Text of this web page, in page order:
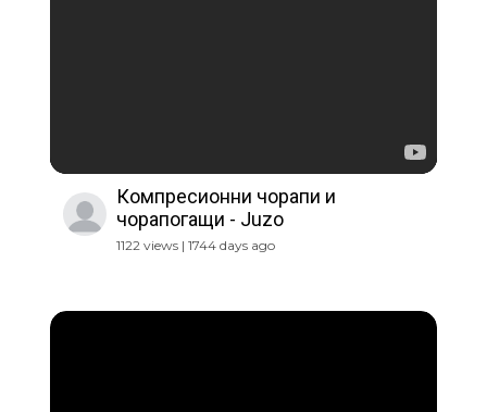
Компресионни чорапи и
чорапогащи - Juzo
1122 views | 1744 days ago